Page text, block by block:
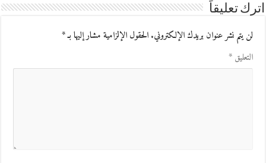
اترك تعليقاً
لن يتم نشر عنوان بريدك الإلكتروني.الحقول الإلزامية مشار إليها بـ*
التعليق*